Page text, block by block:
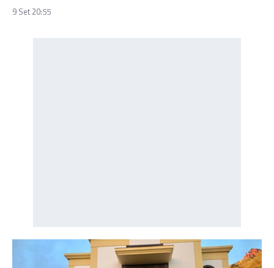
9 Set 20:55